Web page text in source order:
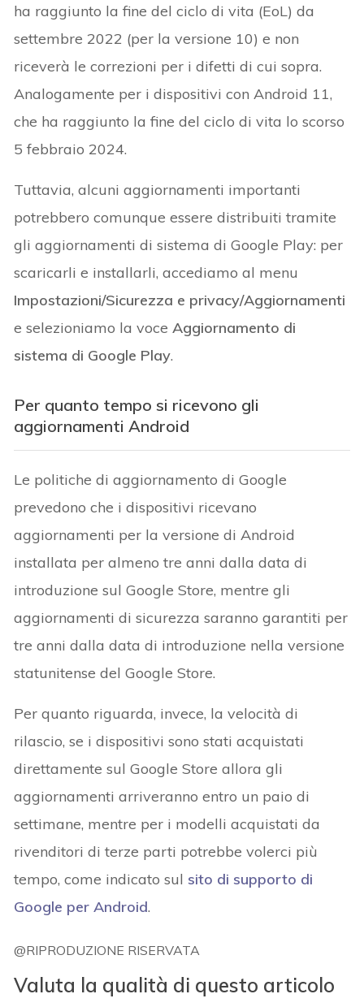
ha raggiunto la fine del ciclo di vita (EoL) da
settembre 2022 (per la versione 10) e non
riceverà le correzioni per i difetti di cui sopra.
Analogamente per i dispositivi con Android 11,
che ha raggiunto la fine del ciclo di vita lo scorso
5 febbraio 2024.
Tuttavia, alcuni aggiornamenti importanti
potrebbero comunque essere distribuiti tramite
gli aggiornamenti di sistema di Google Play: per
scaricarli e installarli, accediamo al menu
Impostazioni/Sicurezza e privacy/Aggiornamenti
e selezioniamo la voceAggiornamento di
sistema di Google Play.
Per quanto tempo si ricevono gli
aggiornamenti Android
Le politiche di aggiornamento di Google
prevedono che i dispositivi ricevano
aggiornamenti per la versione di Android
installata per almeno tre anni dalla data di
introduzione sul Google Store, mentre gli
aggiornamenti di sicurezza saranno garantiti per
tre anni dalla data di introduzione nella versione
statunitense del Google Store.
Per quanto riguarda, invece, la velocità di
rilascio, se i dispositivi sono stati acquistati
direttamente sul Google Store allora gli
aggiornamenti arriveranno entro un paio di
settimane, mentre per i modelli acquistati da
rivenditori di terze parti potrebbe volerci più
tempo, come indicato sul sito di supporto di
Google per Android.
@RIPRODUZIONE RISERVATA
Valuta la qualità di questo articolo